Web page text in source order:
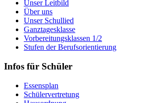
Unser Leitbild
Über uns
Unser Schullied
Ganztagesklasse
Vorbereitungsklassen 1/2
Stufen der Berufsorientierung
Infos für Schüler
Essensplan
Schülervertretung